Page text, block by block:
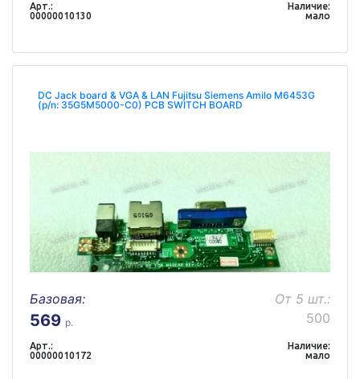
Арт.:
00000010130
Наличие:
мало
DC Jack board & VGA & LAN Fujitsu Siemens Amilo M6453G
(p/n: 35G5M5000-C0) PCB SWITCH BOARD
Базовая:
569 р.
От 5 шт.:
500
Арт.:
00000010172
Наличие:
мало